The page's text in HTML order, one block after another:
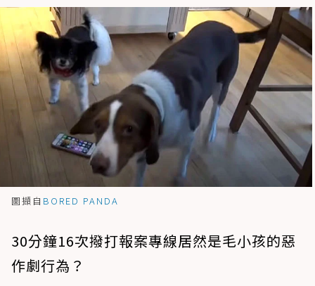
圖擷自 BORED PANDA
30分鐘16次撥打報案專線居然是毛小孩的惡
作劇行為？